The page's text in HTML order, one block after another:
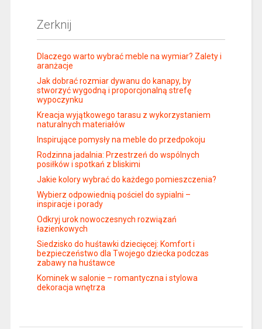
Zerknij
Dlaczego warto wybrać meble na wymiar? Zalety i
aranżacje
Jak dobrać rozmiar dywanu do kanapy, by
stworzyć wygodną i proporcjonalną strefę
wypoczynku
Kreacja wyjątkowego tarasu z wykorzystaniem
naturalnych materiałów
Inspirujące pomysły na meble do przedpokoju
Rodzinna jadalnia: Przestrzeń do wspólnych
posiłków i spotkań z bliskimi
Jakie kolory wybrać do każdego pomieszczenia?
Wybierz odpowiednią pościel do sypialni –
inspiracje i porady
Odkryj urok nowoczesnych rozwiązań
łazienkowych
Siedzisko do huśtawki dziecięcej: Komfort i
bezpieczeństwo dla Twojego dziecka podczas
zabawy na huśtawce
Kominek w salonie – romantyczna i stylowa
dekoracja wnętrza